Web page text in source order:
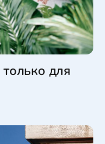
для